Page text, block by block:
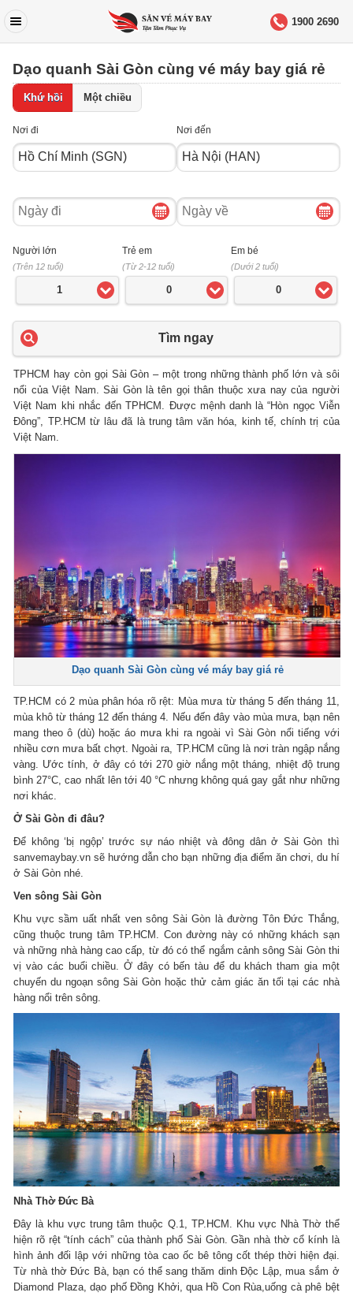
1900 2690
Dạo quanh Sài Gòn cùng vé máy bay giá rẻ
Khứ hồi Một chiều
Nơi đi Nơi đến
Ngày
đi
Ngày
về
Người lớn
(Trên 12 tuổi)
1
Trẻ em
(Từ 2-12 tuổi)
0
Em bé
(Dưới 2 tuổi)
0
Tìm ngay
TPHCM hay còn gọi Sài Gòn – một trong những thành phố lớn và sôi
nổi của Việt Nam. Sài Gòn là tên gọi thân thuộc xưa nay của người
Việt Nam khi nhắc đến TPHCM. Được mệnh danh là “Hòn ngọc Viễn
Đông”, TP.HCM từ lâu đã là trung tâm văn hóa, kinh tế, chính trị của
Việt Nam.
Dạo quanh Sài Gòn cùng vé máy bay giá rẻ
TP.HCM có 2 mùa phân hóa rõ rệt: Mùa mưa từ tháng 5 đến tháng 11,
mùa khô từ tháng 12 đến tháng 4. Nếu đến đây vào mùa mưa, bạn nên
mang theo ô (dù) hoặc áo mưa khi ra ngoài vì Sài Gòn nổi tiếng với
nhiều cơn mưa bất chợt. Ngoài ra, TP.HCM cũng là nơi tràn ngập nắng
vàng. Ước tính, ở đây có tới 270 giờ nắng một tháng, nhiệt độ trung
bình 27°C, cao nhất lên tới 40 °C nhưng không quá gay gắt như những
nơi khác.
Ở Sài Gòn đi đâu?
Để không ‘bị ngộp’ trước sự náo nhiệt và đông dân ở Sài Gòn thì
sanvemaybay.vn sẽ hướng dẫn cho bạn những địa điểm ăn chơi, du hí
ở Sài Gòn nhé.
Ven sông Sài Gòn
Khu vực sầm uất nhất ven sông Sài Gòn là đường Tôn Đức Thắng,
cũng thuộc trung tâm TP.HCM. Con đường này có những khách sạn
và những nhà hàng cao cấp, từ đó có thể ngắm cảnh sông Sài Gòn thi
vị vào các buổi chiều. Ở đây có bến tàu để du khách tham gia một
chuyến du ngoạn sông Sài Gòn hoặc thử cảm giác ăn tối tại các nhà
hàng nổi trên sông.
Nhà Thờ Đức Bà
Đây là khu vực trung tâm thuộc Q.1, TP.HCM. Khu vực Nhà Thờ thể
hiện rõ rệt “tính cách” của thành phố Sài Gòn. Gần nhà thờ cổ kính là
hình ảnh đối lập với những tòa cao ốc bê tông cốt thép thời hiện đại.
Từ nhà thờ Đức Bà, bạn có thể sang thăm dinh Độc Lập, mua sắm ở
Diamond Plaza, dạo phố Đồng Khởi, qua Hồ Con Rùa,uống cà phê bệt